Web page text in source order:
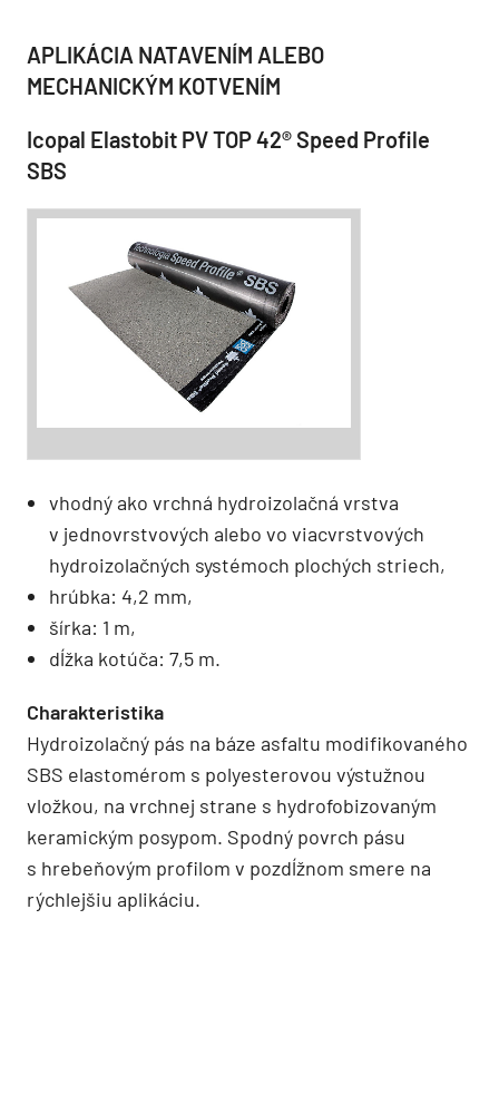
APLIKÁCIA NATAVENÍM ALEBO
MECHANICKÝM KOTVENÍM
Icopal Elastobit PV TOP 42® Speed Profile
SBS
vhodný ako vrchná hydroizolačná vrstva
v jednovrstvových alebo vo viacvrstvových
hydroizolačných systémoch plochých striech,
hrúbka: 4,2 mm,
šírka: 1 m,
dĺžka kotúča: 7,5 m.
Charakteristika
Hydroizolačný pás na báze asfaltu modifikovaného
SBS elastomérom s polyesterovou výstužnou
vložkou, na vrchnej strane s hydrofobizovaným
keramickým posypom. Spodný povrch pásu
s hrebeňovým profilom v pozdĺžnom smere na
rýchlejšiu aplikáciu.